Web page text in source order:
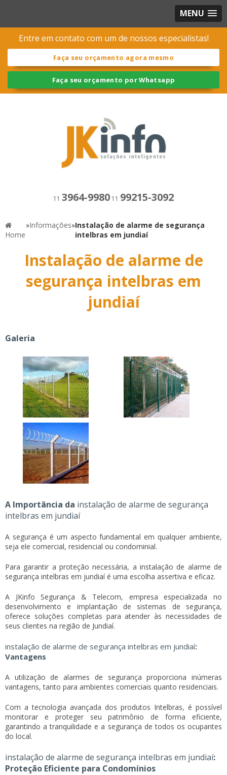
MENU
Entre em contato com um de nossos especialistas!
Faça seu orçamento agora mesmo
Faça seu orçamento por Whatsapp
11 3964-9980 11 99215-3092
Home
»Informações»Instalação de alarme de segurança
intelbras em jundiaí
Instalação de alarme de
segurança intelbras em
jundiaí
Galeria
A Importância da instalação de alarme de segurança
intelbras em jundiaí
A segurança é um aspecto fundamental em qualquer ambiente,
seja ele comercial, residencial ou condominial.
Para garantir a proteção necessária, a instalação de alarme de
segurança intelbras em jundiaíé uma escolha assertiva e eficaz.
A JKinfo Segurança & Telecom, empresa especializada no
desenvolvimento e implantação de sistemas de segurança,
oferece soluções completas para atender às necessidades de
seus clientes na região de Jundiaí.
instalação de alarme de segurança intelbras em jundiaí:
Vantagens
A utilização de alarmes de segurança proporciona inúmeras
vantagens, tanto para ambientes comerciais quanto residenciais.
Com a tecnologia avançada dos produtos Intelbras, é possível
monitorar e proteger seu patrimônio de forma eficiente,
garantindo a tranquilidade e a segurança de todos os ocupantes
do local.
instalação de alarme de segurança intelbras em jundiaí:
Proteção Eficiente para Condomínios